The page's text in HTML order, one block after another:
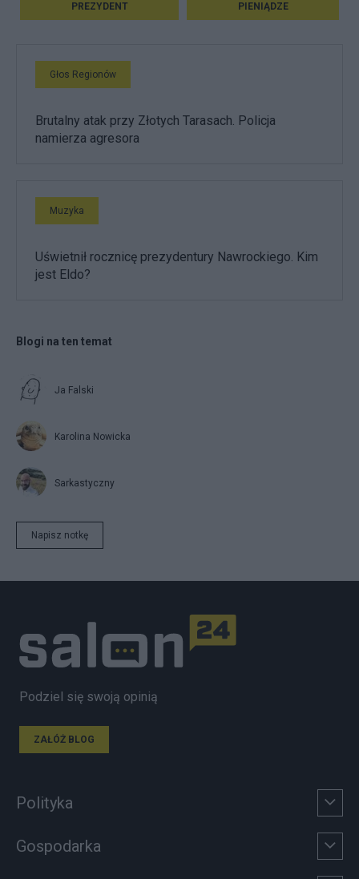
PREZYDENT PIENIĄDZE
Głos Regionów
Brutalny atak przy Złotych Tarasach. Policja
namierza agresora
Muzyka
Uświetnił rocznicę prezydentury Nawrockiego. Kim
jest Eldo?
Blogi na ten temat
Ja Falski
Karolina Nowicka
Sarkastyczny
Napisz notkę
Podziel się swoją opinią
ZAŁÓŻ BLOG
Polityka
Gospodarka